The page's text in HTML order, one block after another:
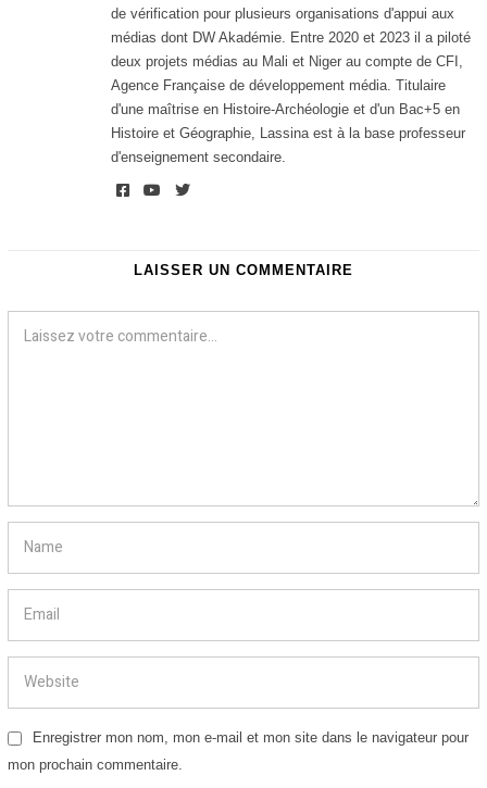
de vérification pour plusieurs organisations d'appui aux
médias dont DW Akadémie. Entre 2020 et 2023 il a piloté
deux projets médias au Mali et Niger au compte de CFI,
Agence Française de développement média. Titulaire
d'une maîtrise en Histoire-Archéologie et d'un Bac+5 en
Histoire et Géographie, Lassina est à la base professeur
d'enseignement secondaire.
LAISSER UN COMMENTAIRE
Enregistrer mon nom, mon e-mail et mon site dans le navigateur pour
mon prochain commentaire.